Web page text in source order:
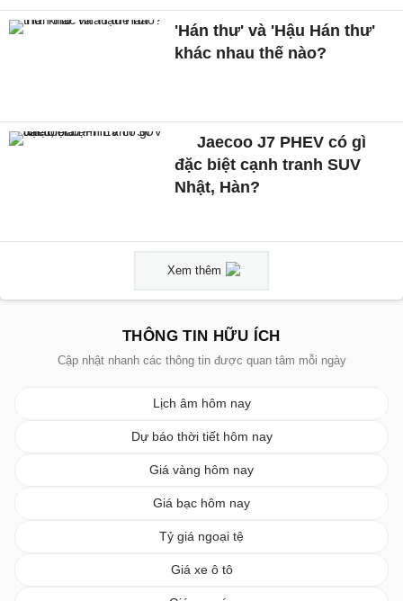
'Hán thư' và 'Hậu Hán thư'
khác nhau thế nào?
Jaecoo J7 PHEV có gì
đặc biệt cạnh tranh SUV
Nhật, Hàn?
Xem thêm
THÔNG TIN HỮU ÍCH
Cập nhật nhanh các thông tin được quan tâm mỗi ngày
Lịch âm hôm nay
Dự báo thời tiết hôm nay
Giá vàng hôm nay
Giá bạc hôm nay
Tỷ giá ngoại tệ
Giá xe ô tô